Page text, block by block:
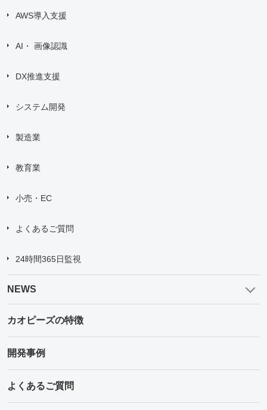
AWS導入支援
AI・ 画像認識
DX推進支援
システム開発
製造業
教育業
小売・EC
よくあるご質問
24時間365日監視
NEWS
カオピーズの特徴
開発事例
よくあるご質問